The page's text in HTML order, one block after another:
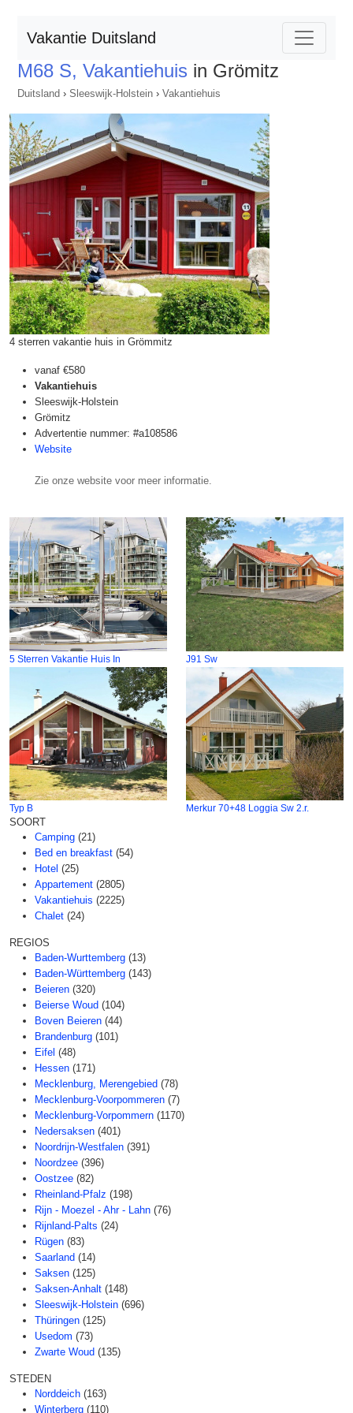
Vakantie Duitsland
M68 S, Vakantiehuis in Grömitz
Duitsland › Sleeswijk-Holstein › Vakantiehuis
4 sterren vakantie huis in Grömmitz
vanaf €580
Vakantiehuis
Sleeswijk-Holstein
Grömitz
Advertentie nummer: #a108586
Website
Zie onze website voor meer informatie.
5 Sterren Vakantie Huis In J91 Sw
Typ B Merkur 70+48 Loggia Sw 2.r.
SOORT
Camping (21)
Bed en breakfast (54)
Hotel (25)
Appartement (2805)
Vakantiehuis (2225)
Chalet (24)
REGIOS
Baden-Wurttemberg (13)
Baden-Württemberg (143)
Beieren (320)
Beierse Woud (104)
Boven Beieren (44)
Brandenburg (101)
Eifel (48)
Hessen (171)
Mecklenburg, Merengebied (78)
Mecklenburg-Voorpommeren (7)
Mecklenburg-Vorpommern (1170)
Nedersaksen (401)
Noordrijn-Westfalen (391)
Noordzee (396)
Oostzee (82)
Rheinland-Pfalz (198)
Rijn - Moezel - Ahr - Lahn (76)
Rijnland-Palts (24)
Rügen (83)
Saarland (14)
Saksen (125)
Saksen-Anhalt (148)
Sleeswijk-Holstein (696)
Thüringen (125)
Usedom (73)
Zwarte Woud (135)
STEDEN
Norddeich (163)
Winterberg (110)